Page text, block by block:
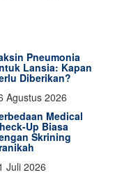
Pneumonia
Lansia: Kapan
Diberikan?
Agustus 2026
Medical
Up Biasa
Skrining
Juli 2026